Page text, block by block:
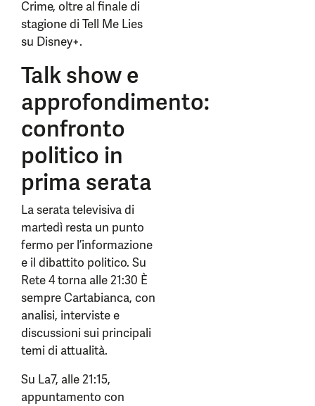
Crime, oltre al finale di
stagione di Tell Me Lies
su Disney+.
Talk show e
approfondimento:
confronto
politico in
prima serata
La serata televisiva di
martedì resta un punto
fermo per l’informazione
e il dibattito politico. Su
Rete 4 torna alle 21:30 È
sempre Cartabianca, con
analisi, interviste e
discussioni sui principali
temi di attualità.
Su La7, alle 21:15,
appuntamento con